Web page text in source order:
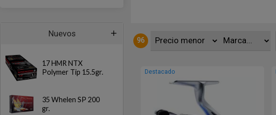
Nuevos
17 HMR NTX
Polymer Tip 15.5gr.
35 Whelen SP 200
gr.
96
Destacado